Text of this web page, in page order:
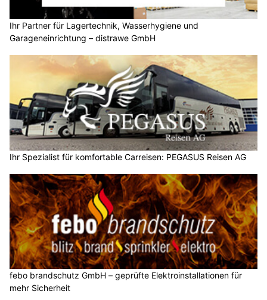
Ihr Partner für Lagertechnik, Wasserhygiene und
Garageneinrichtung – distrawe GmbH
Ihr Spezialist für komfortable Carreisen: PEGASUS Reisen AG
febo brandschutz GmbH – geprüfte Elektroinstallationen für
mehr Sicherheit